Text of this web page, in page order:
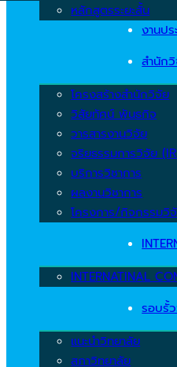
หลักสูตรระยะสั้น
งานป
สำนัก
โครงสร้างสำนักวิจัย
วิสัยทัศน์ พันธกิจ
วารสารงานวิจัย
จริยธรรมการวิจัย
บริการวิชาการ
ผลงานวิชาการ
โครงการ/กิจกรรมวิ
INTERNATINAL
รอบรั้
แนะนำวิทยาลัย
สภาวิทยาลัย